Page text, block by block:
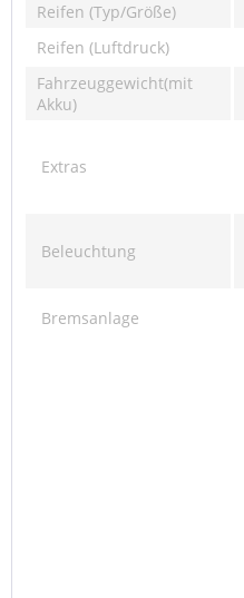
Reifen (Typ/Größe)
Reifen (Luftdruck)
Fahrzeuggewicht(mit
Akku)
Extras
Beleuchtung
Bremsanlage